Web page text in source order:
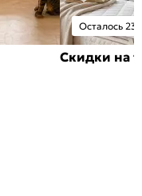
Осталось 23
Скидки на